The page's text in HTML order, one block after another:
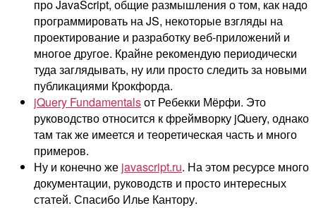
про JavaScript, общие размышления о том, как надо
программировать на JS, некоторые взгляды на
проектирование и разработку веб-приложений и
многое другое. Крайне рекомендую периодически
туда заглядывать, ну или просто следить за новыми
публикациями Крокфорда.
jQuery Fundamentalsот Ребекки Мёрфи. Это
руководство относится к фреймворку jQuery, однако
там так же имеется и теоретическая часть и много
примеров.
Ну и конечно же javascript.ru. На этом ресурсе много
документации, руководств и просто интересных
статей. Спасибо Илье Кантору.